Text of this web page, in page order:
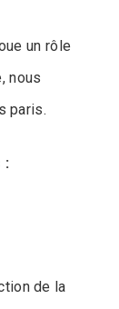
un rôle
nous
paris.
:
de la